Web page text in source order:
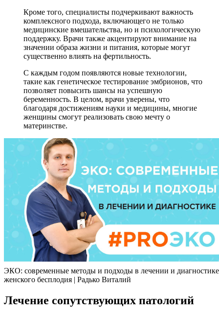
Кроме того, специалисты подчеркивают важность
комплексного подхода, включающего не только
медицинские вмешательства, но и психологическую
поддержку. Врачи также акцентируют внимание на
значении образа жизни и питания, которые могут
существенно влиять на фертильность.
С каждым годом появляются новые технологии,
такие как генетическое тестирование эмбрионов, что
позволяет повысить шансы на успешную
беременность. В целом, врачи уверены, что
благодаря достижениям науки и медицины, многие
женщины смогут реализовать свою мечту о
материнстве.
ЭКО: современные методы и подходы в лечении и диагностике
женского бесплодия | Радько Виталий
Лечение сопутствующих патологий